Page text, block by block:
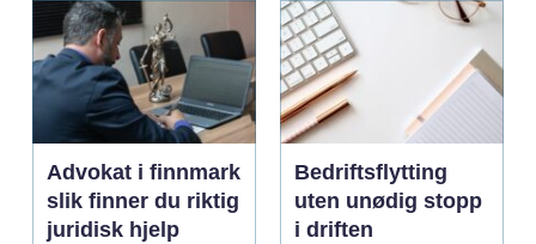
Advokat i finnmark
slik finner du riktig
juridisk hjelp
Bedriftsflytting
uten unødig stopp
i driften